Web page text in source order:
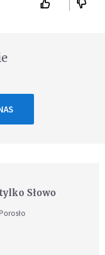
Słowo